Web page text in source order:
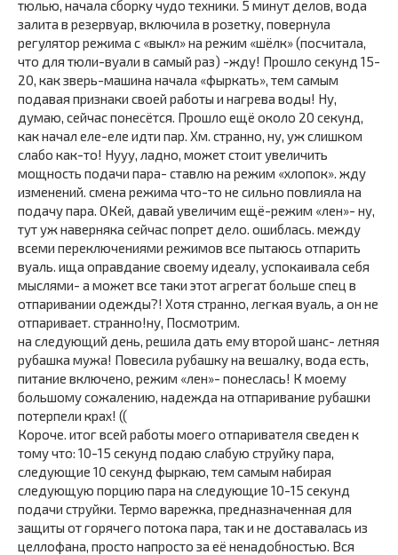
тюлью, начала сборку чудо техники. 5 минут делов, вода
залита в резервуар, включила в розетку, повернула
регулятор режима с «выкл» на режим «шёлк» (посчитала,
что для тюли-вуали в самый раз) -жду! Прошло секунд 15-
20, как зверь-машина начала «фыркать», тем самым
подавая признаки своей работы и нагрева воды! Ну,
думаю, сейчас понесётся. Прошло ещё около 20 секунд,
как начал еле-еле идти пар. Хм. странно, ну, уж слишком
слабо как-то! Нууу, ладно, может стоит увеличить
мощность подачи пара- ставлю на режим «хлопок». жду
изменений. смена режима что-то не сильно повлияла на
подачу пара. ОКей, давай увеличим ещё-режим «лен»- ну,
тут уж наверняка сейчас попрет дело. ошиблась. между
всеми переключениями режимов все пытаюсь отпарить
вуаль. ища оправдание своему идеалу, успокаивала себя
мыслями- а может все таки этот агрегат больше спец в
отпаривании одежды?! Хотя странно, легкая вуаль, а он не
отпаривает. странно!ну, Посмотрим.
на следующий день, решила дать ему второй шанс- летняя
рубашка мужа! Повесила рубашку на вешалку, вода есть,
питание включено, режим «лен»- понеслась! К моему
большому сожалению, надежда на отпаривание рубашки
потерпели крах! ((
Короче. итог всей работы моего отпаривателя сведен к
тому что: 10-15 секунд подаю слабую струйку пара,
следующие 10 секунд фыркаю, тем самым набирая
следующую порцию пара на следующие 10-15 секунд
подачи струйки. Термо варежка, предназначенная для
защиты от горячего потока пара, так и не доставалась из
целлофана, просто напросто за её ненадобностью. Вся